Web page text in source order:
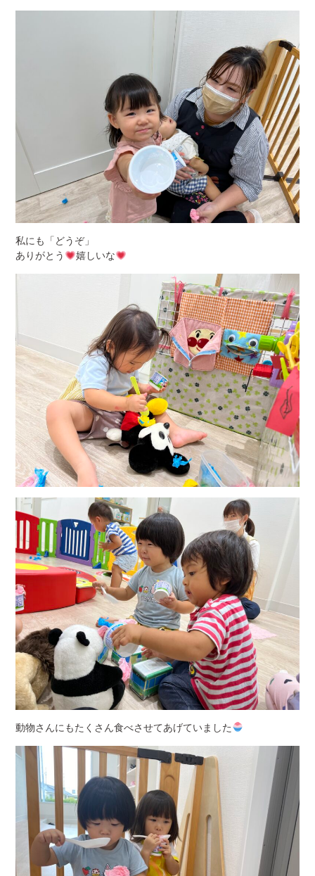
私にも「どうぞ」
ありがとう
嬉しいな
動物さんにもたくさん食べさせてあげていました